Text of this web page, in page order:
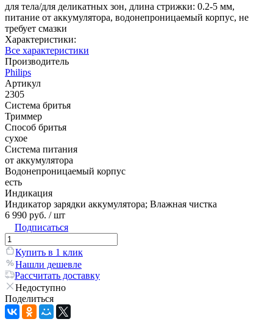
для тела/для деликатных зон, длина стрижки: 0.2-5 мм,
питание от аккумулятора, водонепроницаемый корпус, не
требует смазки
Характеристики:
Все характеристики
Производитель
Philips
Артикул
2305
Система бритья
Триммер
Способ бритья
сухое
Система питания
от аккумулятора
Водонепроницаемый корпус
есть
Индикация
Индикатор зарядки аккумулятора; Влажная чистка
6 990 руб. / шт
Подписаться
Купить в 1 клик
Нашли дешевле
Рассчитать доставку
Недоступно
Поделиться